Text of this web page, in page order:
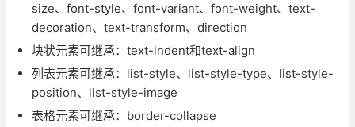
size、font-style、font-variant、font-weight、text-
decoration、text-transform、direction
块状元素可继承：text-indent和text-align
列表元素可继承：list-style、list-style-type、list-style-
position、list-style-image
表格元素可继承：border-collapse